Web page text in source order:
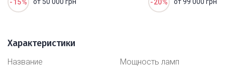
-15% -20%
Характеристики
Название Мощность ламп